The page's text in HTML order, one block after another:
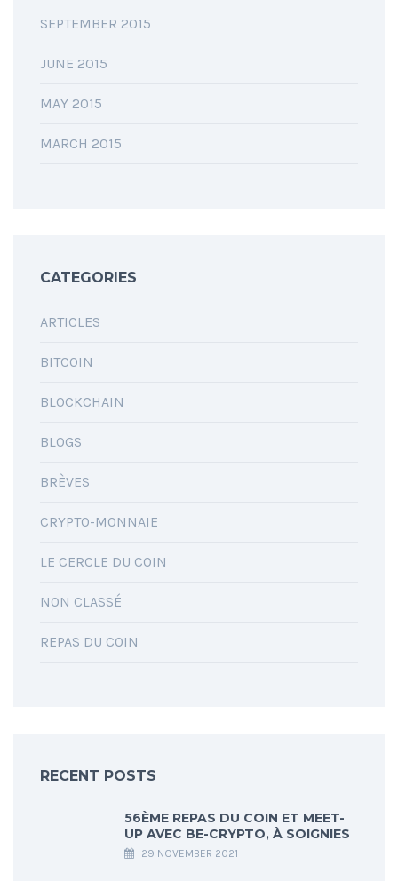
SEPTEMBER 2015
JUNE 2015
MAY 2015
MARCH 2015
CATEGORIES
ARTICLES
BITCOIN
BLOCKCHAIN
BLOGS
BRÈVES
CRYPTO-MONNAIE
LE CERCLE DU COIN
NON CLASSÉ
REPAS DU COIN
RECENT POSTS
56ÈME REPAS DU COIN ET MEET-
UP AVEC BE-CRYPTO, À SOIGNIES
29 NOVEMBER 2021